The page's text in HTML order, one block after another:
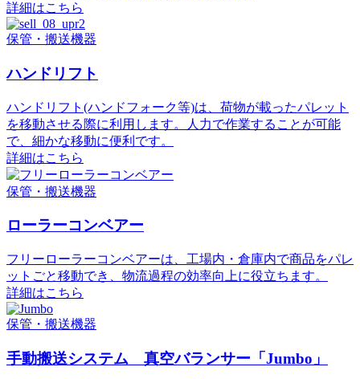
詳細はこちら
保管・搬送機器
ハンドリフト
ハンドリフト(ハンドフォーク等)は、荷物が載ったパレット
を移動させる際に利用します。人力で作業することが可能
で、細かな移動に便利です。
詳細はこちら
保管・搬送機器
ローラーコンベアー
フリーローラーコンベアーは、工場内・倉庫内で商品をパレ
ットごと移動でき、物流過程の効率向上に役立ちます。
詳細はこちら
保管・搬送機器
手動搬送システム 真空バランサー「Jumbo」